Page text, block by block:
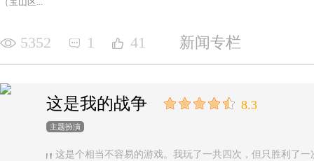
5352 1 41 新闻专栏
这是我的战争 8.3
主题扮演
这是个相当不容易的游戏。我玩了一共四次，但只胜利了